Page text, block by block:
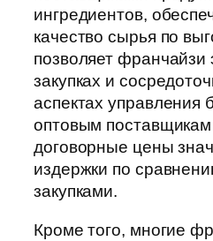
ингредиентов,
качество сырья по
позволяет франчайзи
закупках и
аспектах управления
оптовым
договорные цены
издержки по
закупками.
Кроме того, многие